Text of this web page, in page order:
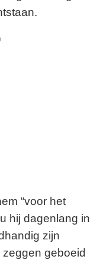
“voor het
hij dagenlang in
zijn
geboeid